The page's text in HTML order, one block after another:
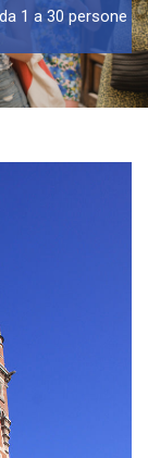
1 a 30 persone